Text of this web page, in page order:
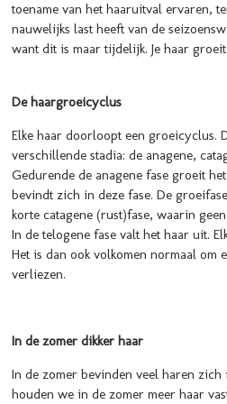
toename van het haaruitval ervaren,
nauwelijks last heeft van de
want dit is maar tijdelijk. Je haar
De haargroeicyclus
Elke haar doorloopt een groeicyclus.
verschillende stadia: de anagene,
Gedurende de anagene fase groeit
bevindt zich in deze fase. De
korte catagene (rust)fase, waarin
In de telogene fase valt het haar uit.
Het is dan ook volkomen normaal om
verliezen.
In de zomer dikker haar
In de zomer bevinden veel haren
houden we in de zomer meer haar